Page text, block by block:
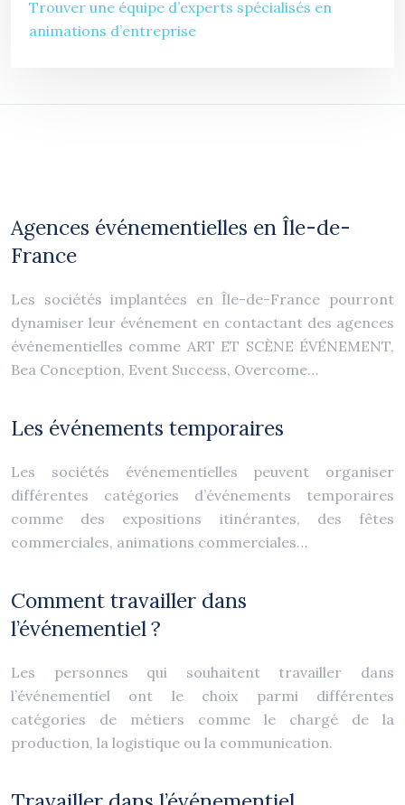
Trouver une équipe d’experts spécialisés en
animations d’entreprise
Agences événementielles en Île-de-
France
Les sociétés implantées en Île-de-France pourront
dynamiser leur événement en contactant des agences
événementielles comme ART ET SCÈNE ÉVÉNEMENT,
Bea Conception, Event Success, Overcome…
Les événements temporaires
Les sociétés événementielles peuvent organiser
différentes catégories d’événements temporaires
comme des expositions itinérantes, des fêtes
commerciales, animations commerciales…
Comment travailler dans
l’événementiel ?
Les personnes qui souhaitent travailler dans
l’événementiel ont le choix parmi différentes
catégories de métiers comme le chargé de la
production, la logistique ou la communication.